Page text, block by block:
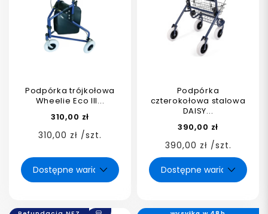
Podpórka trójkołowa
Wheelie Eco III...
310,00 zł
310,00 zł /szt.
Podpórka
czterokołowa stalowa
DAISY...
390,00 zł
390,00 zł /szt.